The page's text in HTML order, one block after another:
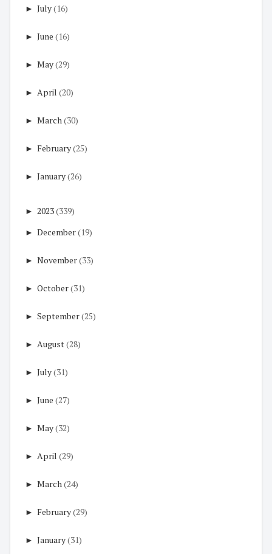
► July(16)
► June (16)
► May(29)
► April (20)
► March(30)
► February(25)
► January(26)
► 2023(339)
► December(19)
► November(33)
► October(31)
► September(25)
► August(28)
► July(31)
► June (27)
► May(32)
► April (29)
► March(24)
► February(29)
► January(31)